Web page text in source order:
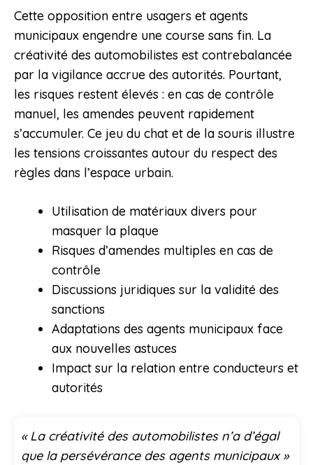
Cette opposition entre usagers et agents
municipaux engendre une course sans fin. La
créativité des automobilistes est contrebalancée
par la vigilance accrue des autorités. Pourtant,
les risques restent élevés : en cas de contrôle
manuel, les amendes peuvent rapidement
s’accumuler. Ce jeu du chat et de la souris illustre
les tensions croissantes autour du respect des
règles dans l’espace urbain.
Utilisation de matériaux divers pour
masquer la plaque
Risques d’amendes multiples en cas de
contrôle
Discussions juridiques sur la validité des
sanctions
Adaptations des agents municipaux face
aux nouvelles astuces
Impact sur la relation entre conducteurs et
autorités
« La créativité des automobilistes n’a d’égal
que la persévérance des agents municipaux »